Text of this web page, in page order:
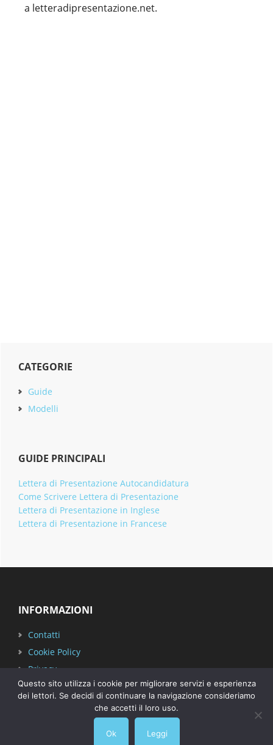
a letteradipresentazione.net.
Primary
Sidebar
CATEGORIE
Guide
Modelli
GUIDE PRINCIPALI
Lettera di Presentazione Autocandidatura
Come Scrivere Lettera di Presentazione
Lettera di Presentazione in Inglese
Lettera di Presentazione in Francese
INFORMAZIONI
Contatti
Cookie Policy
Privacy
Questo sito utilizza i cookie per migliorare servizi e esperienza
dei lettori. Se decidi di continuare la navigazione consideriamo
che accetti il loro uso.
Ok Leggi